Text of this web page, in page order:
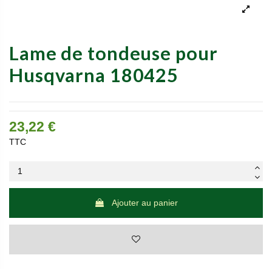
Lame de tondeuse pour
Husqvarna 180425
23,22 €
TTC
Ajouter au panier